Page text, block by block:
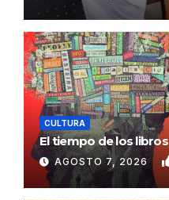
CULTURA
El tiempo de los libros
AGOSTO 7, 2026